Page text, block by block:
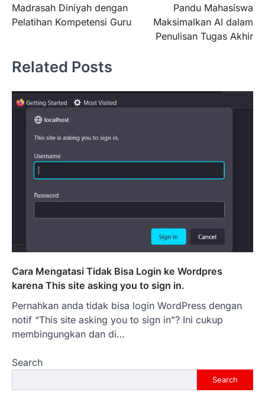
Madrasah Diniyah dengan
Pelatihan Kompetensi Guru
Pandu Mahasiswa
Maksimalkan AI dalam
Penulisan Tugas Akhir
Related Posts
Cara Mengatasi Tidak Bisa Login ke Wordpres
karena This site asking you to sign in.
Pernahkan anda tidak bisa login WordPress dengan
notif “This site asking you to sign in”? Ini cukup
membingungkan dan di…
Search
Search